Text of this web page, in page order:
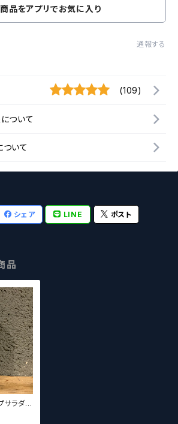
商品をアプリでお気に入り
通報する
(109)
ついて
いて
シェア LINE ポスト
品
サラダ